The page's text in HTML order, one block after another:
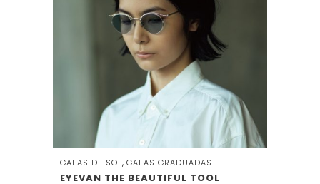
GAFAS DE SOL, GAFAS GRADUADAS
EYEVAN THE BEAUTIFUL TOOL